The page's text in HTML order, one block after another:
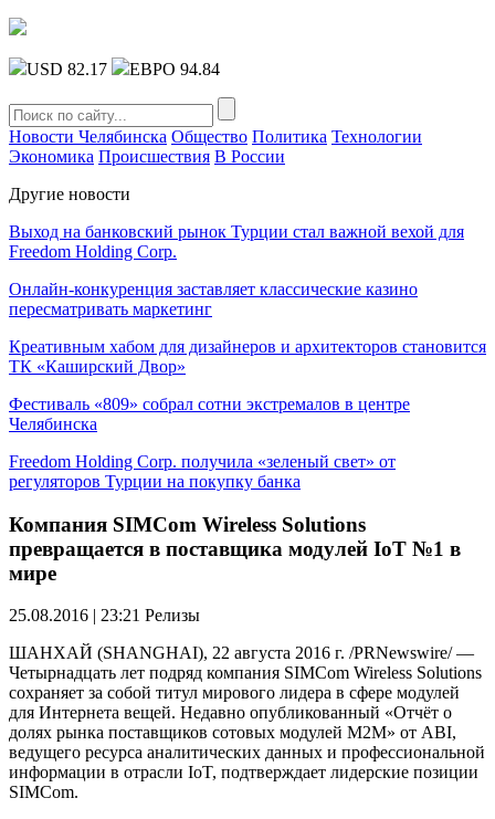
USD 82.17 ЕВРО 94.84
Новости Челябинска Общество Политика Технологии
Экономика Происшествия В России
Другие новости
Выход на банковский рынок Турции стал важной вехой для
Freedom Holding Corp.
Онлайн-конкуренция заставляет классические казино
пересматривать маркетинг
Креативным хабом для дизайнеров и архитекторов становится
ТК «Каширский Двор»
Фестиваль «809» собрал сотни экстремалов в центре
Челябинска
Freedom Holding Corp. получила «зеленый свет» от
регуляторов Турции на покупку банка
Компания SIMCom Wireless Solutions
превращается в поставщика модулей IoT №1 в
мире
25.08.2016 | 23:21 Релизы
ШАНХАЙ (SHANGHAI), 22 августа 2016 г. /PRNewswire/ —
Четырнадцать лет подряд компания SIMCom Wireless Solutions
сохраняет за собой титул мирового лидера в сфере модулей
для Интернета вещей. Недавно опубликованный «Отчёт о
долях рынка поставщиков сотовых модулей М2М» от ABI,
ведущего ресурса аналитических данных и профессиональной
информации в отрасли IoT, подтверждает лидерские позиции
SIMCom.